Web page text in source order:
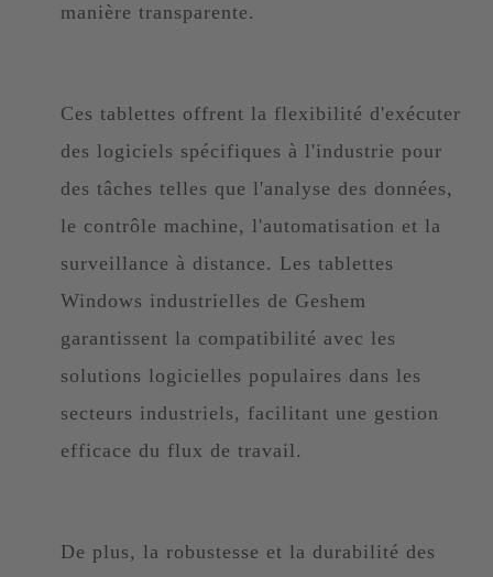
manière transparente.
Ces tablettes offrent la flexibilité d'exécuter
des logiciels spécifiques à l'industrie pour
des tâches telles que l'analyse des données,
le contrôle machine, l'automatisation et la
surveillance à distance. Les tablettes
Windows industrielles de Geshem
garantissent la compatibilité avec les
solutions logicielles populaires dans les
secteurs industriels, facilitant une gestion
efficace du flux de travail.
De plus, la robustesse et la durabilité des